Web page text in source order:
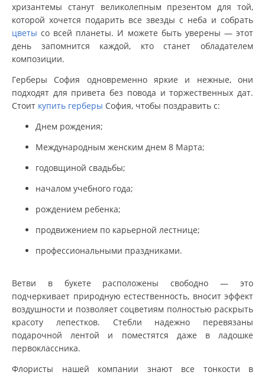
хризантемы станут великолепным презентом для той,
которой хочется подарить все звезды с неба и собрать
цветы со всей планеты. И можете быть уверены — этот
день запомнится каждой, кто станет обладателем
композиции.
Герберы София одновременно яркие и нежные, они
подходят для привета без повода и торжественных дат.
Стоит купить герберы София, чтобы поздравить с:
Днем рождения;
Международным женским днем 8 Марта;
годовщиной свадьбы;
началом учебного года;
рождением ребенка;
продвижением по карьерной лестнице;
профессиональными праздниками.
Ветви в букете расположены свободно — это
подчеркивает природную естественность, вносит эффект
воздушности и позволяет соцветиям полностью раскрыть
красоту лепестков. Стебли надежно перевязаны
подарочной лентой и поместятся даже в ладошке
первоклассника.
Флористы нашей компании знают все тонкости в